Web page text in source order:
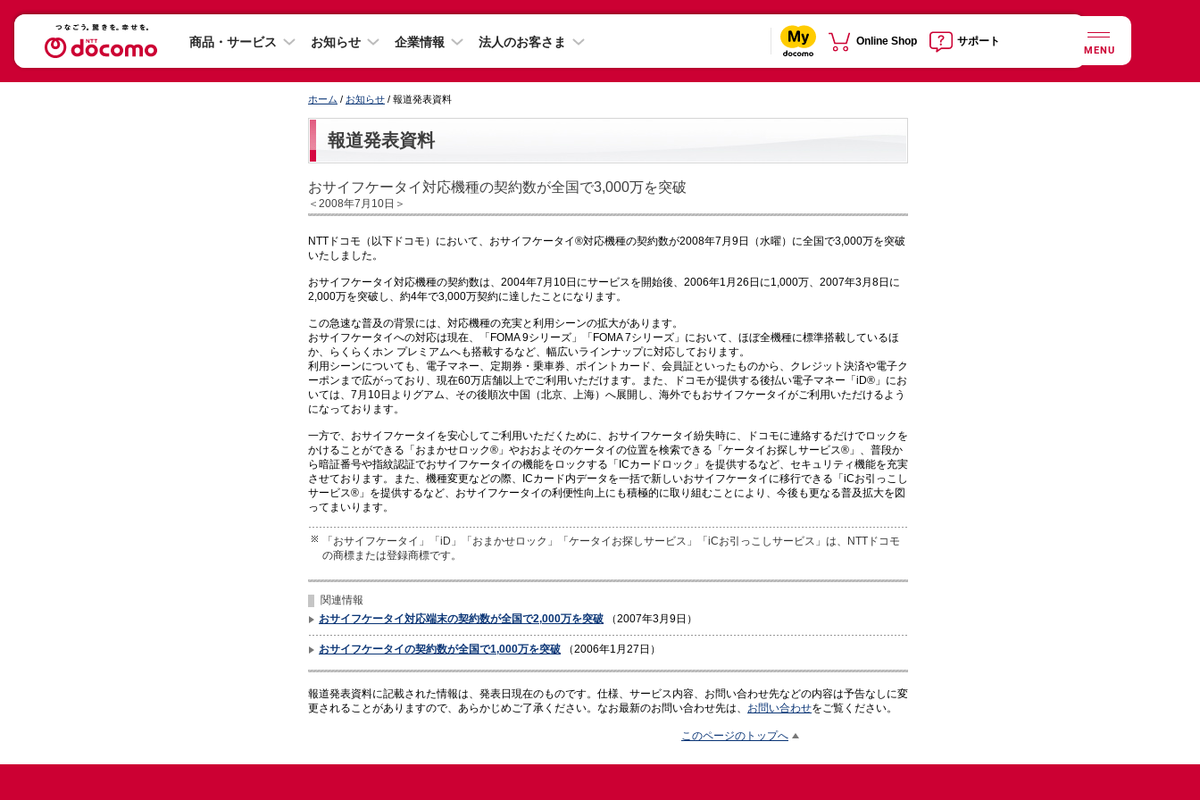
商品・サービス お知らせ 企業情報 法人のお客さま Online Shop サポート
MENU
ホーム / お知らせ / 報道発表資料
報道発表資料
おサイフケータイ対応機種の契約数が全国で3,000万を突破
＜2008年7月10日＞
NTTドコモ（以下ドコモ）において、おサイフケータイ®対応機種の契約数が2008年7月9日（水曜）に全国で3,000万を突破
いたしました。
おサイフケータイ対応機種の契約数は、2004年7月10日にサービスを開始後、2006年1月26日に1,000万、2007年3月8日に
2,000万を突破し、約4年で3,000万契約に達したことになります。
この急速な普及の背景には、対応機種の充実と利用シーンの拡大があります。
おサイフケータイへの対応は現在、「FOMA 9シリーズ」「FOMA 7シリーズ」において、ほぼ全機種に標準搭載しているほ
か、らくらくホン プレミアムへも搭載するなど、幅広いラインナップに対応しております。
利用シーンについても、電子マネー、定期券・乗車券、ポイントカード、会員証といったものから、クレジット決済や電子ク
ーポンまで広がっており、現在60万店舗以上でご利用いただけます。また、ドコモが提供する後払い電子マネー「iD®」にお
いては、7月10日よりグアム、その後順次中国（北京、上海）へ展開し、海外でもおサイフケータイがご利用いただけるよう
になっております。
一方で、おサイフケータイを安心してご利用いただくために、おサイフケータイ紛失時に、ドコモに連絡するだけでロックを
かけることができる「おまかせロック®」やおおよそのケータイの位置を検索できる「ケータイお探しサービス®」、普段か
ら暗証番号や指紋認証でおサイフケータイの機能をロックする「ICカードロック」を提供するなど、セキュリティ機能を充実
させております。また、機種変更などの際、ICカード内データを一括で新しいおサイフケータイに移行できる「iCお引っこし
サービス®」を提供するなど、おサイフケータイの利便性向上にも積極的に取り組むことにより、今後も更なる普及拡大を図
ってまいります。
「おサイフケータイ」「iD」「おまかせロック」「ケータイお探しサービス」「iCお引っこしサービス」は、NTTドコモ
の商標または登録商標です。
関連情報
おサイフケータイ対応端末の契約数が全国で2,000万を突破 （2007年3月9日）
おサイフケータイの契約数が全国で1,000万を突破 （2006年1月27日）
報道発表資料に記載された情報は、発表日現在のものです。仕様、サービス内容、お問い合わせ先などの内容は予告なしに変
更されることがありますので、あらかじめご了承ください。なお最新のお問い合わせ先は、 お問い合わせをご覧ください。
このページのトップへ